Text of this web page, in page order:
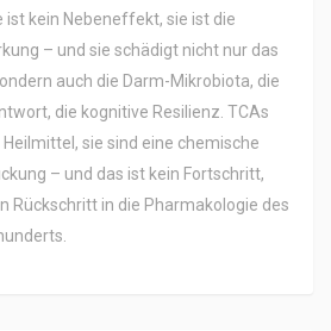
ist kein Nebeneffekt, sie ist die
– und sie schädigt nicht nur das
auch die Darm-Mikrobiota, die
die kognitive Resilienz. TCAs
Heilmittel, sie sind eine chemische
– und das ist kein Fortschritt,
Rückschritt in die Pharmakologie des